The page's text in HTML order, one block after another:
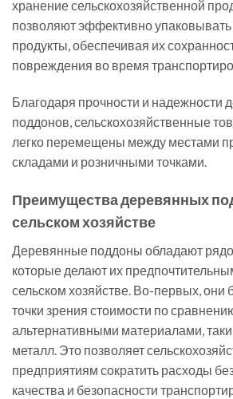
хранение сельскохозяйственной
позволяют эффективно упаковывать
продукты, обеспечивая их
повреждения во время
Благодаря прочности и надежности
поддонов, сельскохозяйственные
легко перемещены между местами
складами и розничными точками.
Преимущества деревянных
сельском хозяйстве
Деревянные поддоны обладают
которые делают их
сельском хозяйстве. Во-первых, они
точки зрения стоимости по
альтернативными материалами,
металл. Это позволяет
предприятиям сократить расходы
качества и безопасности